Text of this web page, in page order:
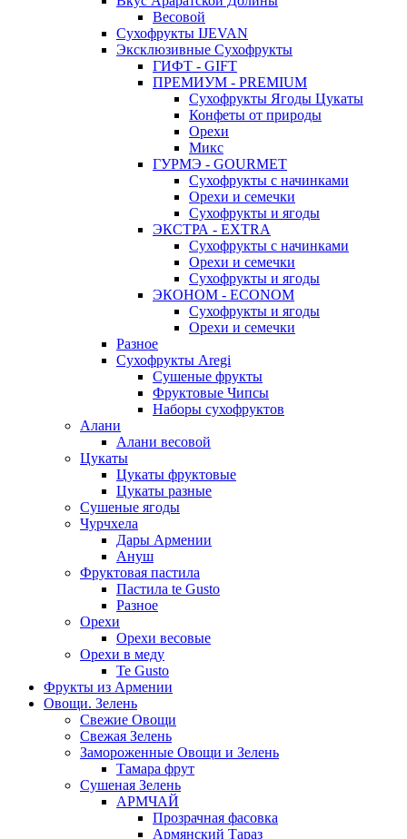
Весовой
Сухофрукты IJEVAN
Эксклюзивные Сухофрукты
ГИФТ - GIFT
ПРЕМИУМ - PREMIUM
Сухофрукты Ягоды Цукаты
Конфеты от природы
Орехи
Микс
ГУРМЭ - GOURMET
Сухофрукты с начинками
Орехи и семечки
Сухофрукты и ягоды
ЭКСТРА - EXTRA
Сухофрукты с начинками
Орехи и семечки
Сухофрукты и ягоды
ЭКОНОМ - ECONOM
Сухофрукты и ягоды
Орехи и семечки
Разное
Сухофрукты Aregi
Сушеные фрукты
Фруктовые Чипсы
Наборы сухофруктов
Алани
Алани весовой
Цукаты
Цукаты фруктовые
Цукаты разные
Сушеные ягоды
Чурчхела
Дары Армении
Ануш
Фруктовая пастила
Пастила te Gusto
Разное
Орехи
Орехи весовые
Орехи в меду
Te Gusto
Фрукты из Армении
Овощи. Зелень
Свежие Овощи
Свежая Зелень
Замороженные Овощи и Зелень
Тамара фрут
Сушеная Зелень
АРМЧАЙ
Прозрачная фасовка
Армянский Тараз